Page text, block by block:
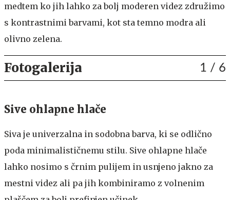
medtem ko jih lahko za bolj moderen videz združimo
s kontrastnimi barvami, kot sta temno modra ali
olivno zelena.
Fotogalerija 1 / 6
Sive ohlapne hlače
Siva je univerzalna in sodobna barva, ki se odlično
poda minimalističnemu stilu. Sive ohlapne hlače
lahko nosimo s črnim pulijem in usnjeno jakno za
mestni videz ali pa jih kombiniramo z volnenim